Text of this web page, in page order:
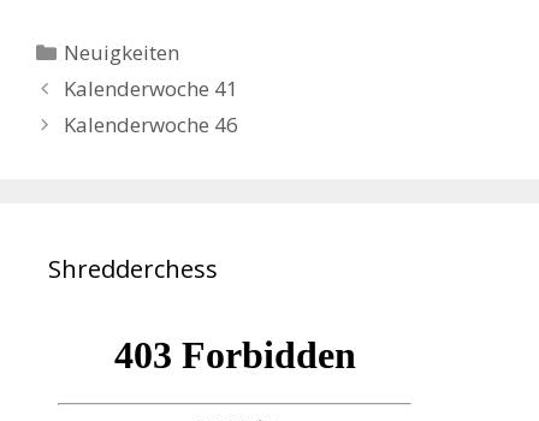
Kategorien
Neuigkeiten
Kalenderwoche 41
Kalenderwoche 46
Shredderchess